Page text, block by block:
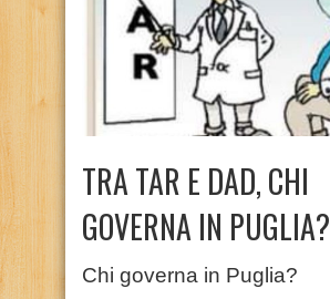
TRA TAR E DAD, CHI
GOVERNA IN PUGLIA?
Chi governa in Puglia?